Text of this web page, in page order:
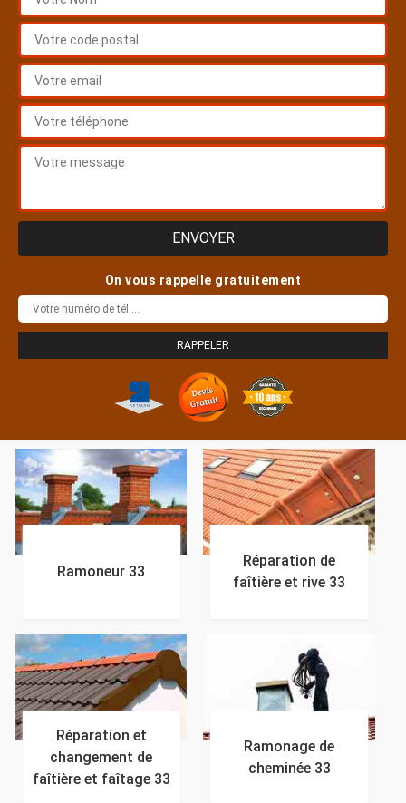
On vous rappelle gratuitement
Ramoneur 33
Réparation de
faîtière et rive 33
Réparation et
changement de
faîtière et faîtage 33
Ramonage de
cheminée 33